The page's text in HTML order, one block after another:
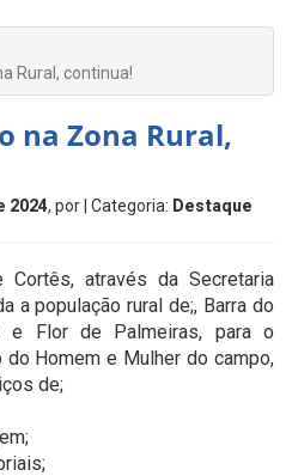
Rural, continua!
na Zona Rural,
2024, por | Categoria: Destaque
através da Secretaria
a população rural de;, Barra do
e Flor de Palmeiras, para o
do Homem e Mulher do campo,
de;